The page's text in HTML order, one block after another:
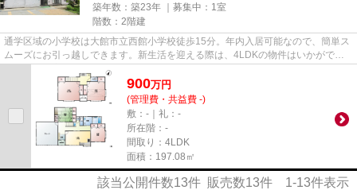
築年数：築23年 ｜募集中： 1室
階数：2階建
通学区域の小学校は大館市立西館小学校徒歩15分。年内入居可能なので、簡単ス
ムーズにお引っ越しできます。新生活を迎える際は、4LDKの物件はいかがでし
ょうか。ご家族との穏やかな時...
900万円
(管理費・共益費 -)
敷：-｜礼：-
所在階：-
間取り：4LDK
面積：197.08㎡
該当公開件数13件 販売数13件 1-13件表示